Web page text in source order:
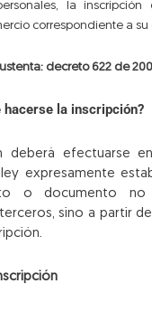
la
correspondiente a su
decreto 622 de
hacerse la inscripción?
deberá efectuarse
expresamente
o documento no
sino a partir